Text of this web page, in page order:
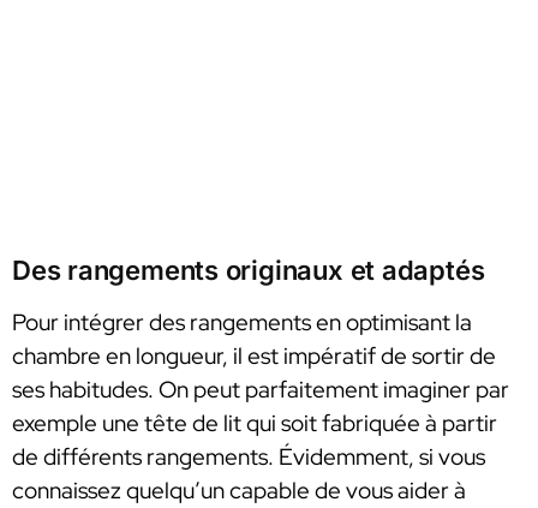
Des rangements originaux et adaptés
Pour intégrer des rangements en optimisant la
chambre en longueur, il est impératif de sortir de
ses habitudes. On peut parfaitement imaginer par
exemple une tête de lit qui soit fabriquée à partir
de différents rangements. Évidemment, si vous
connaissez quelqu’un capable de vous aider à